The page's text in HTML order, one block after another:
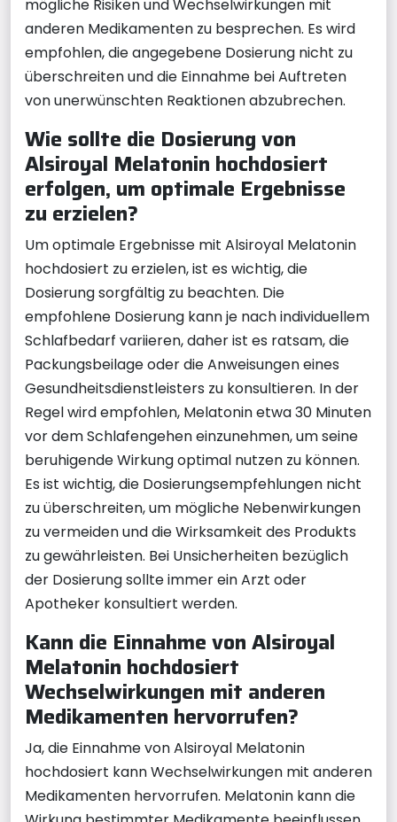
mögliche Risiken und Wechselwirkungen mit
anderen Medikamenten zu besprechen. Es wird
empfohlen, die angegebene Dosierung nicht zu
überschreiten und die Einnahme bei Auftreten
von unerwünschten Reaktionen abzubrechen.
Wie sollte die Dosierung von
Alsiroyal Melatonin hochdosiert
erfolgen, um optimale Ergebnisse
zu erzielen?
Um optimale Ergebnisse mit Alsiroyal Melatonin
hochdosiert zu erzielen, ist es wichtig, die
Dosierung sorgfältig zu beachten. Die
empfohlene Dosierung kann je nach individuellem
Schlafbedarf variieren, daher ist es ratsam, die
Packungsbeilage oder die Anweisungen eines
Gesundheitsdienstleisters zu konsultieren. In der
Regel wird empfohlen, Melatonin etwa 30 Minuten
vor dem Schlafengehen einzunehmen, um seine
beruhigende Wirkung optimal nutzen zu können.
Es ist wichtig, die Dosierungsempfehlungen nicht
zu überschreiten, um mögliche Nebenwirkungen
zu vermeiden und die Wirksamkeit des Produkts
zu gewährleisten. Bei Unsicherheiten bezüglich
der Dosierung sollte immer ein Arzt oder
Apotheker konsultiert werden.
Kann die Einnahme von Alsiroyal
Melatonin hochdosiert
Wechselwirkungen mit anderen
Medikamenten hervorrufen?
Ja, die Einnahme von Alsiroyal Melatonin
hochdosiert kann Wechselwirkungen mit anderen
Medikamenten hervorrufen. Melatonin kann die